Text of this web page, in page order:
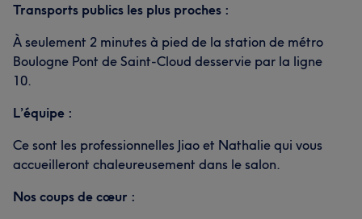
Transports publics les plus proches :
À seulement 2 minutes à pied de la station de métro
Boulogne Pont de Saint-Cloud desservie par la ligne
10.
L’équipe :
Ce sont les professionnelles Jiao et Nathalie qui vous
accueilleront chaleureusement dans le salon.
Nos coups de cœur :